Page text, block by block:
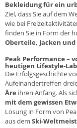
Bekleidung für ein
Ziel, dass Sie auf dem
wie bei
finden Sie in Form der
Oberteile, Jacken und
Peak Performance –
heutigen Lifestyle-
Die Erfolgsgeschichte
Aufeinandertreffen
Åre ihren Anfang. Als
mit dem gewissen
Lösung in Form von
aus dem Ski-